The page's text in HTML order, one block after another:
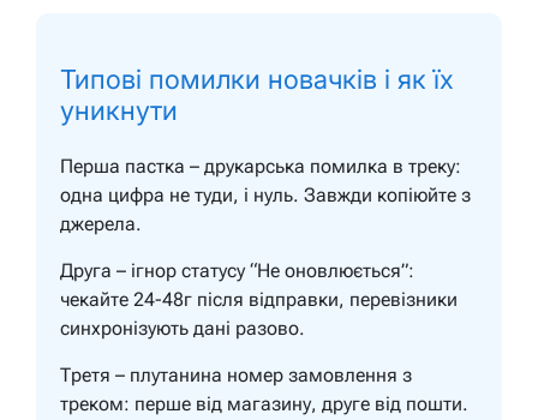
Типові помилки новачків і як їх
уникнути
Перша пастка – друкарська помилка в треку:
одна цифра не туди, і нуль. Завжди копіюйте з
джерела.
Друга – ігнор статусу “Не оновлюється”:
чекайте 24-48г після відправки, перевізники
синхронізують дані разово.
Третя – плутанина номер замовлення з
треком: перше від магазину, друге від пошти.